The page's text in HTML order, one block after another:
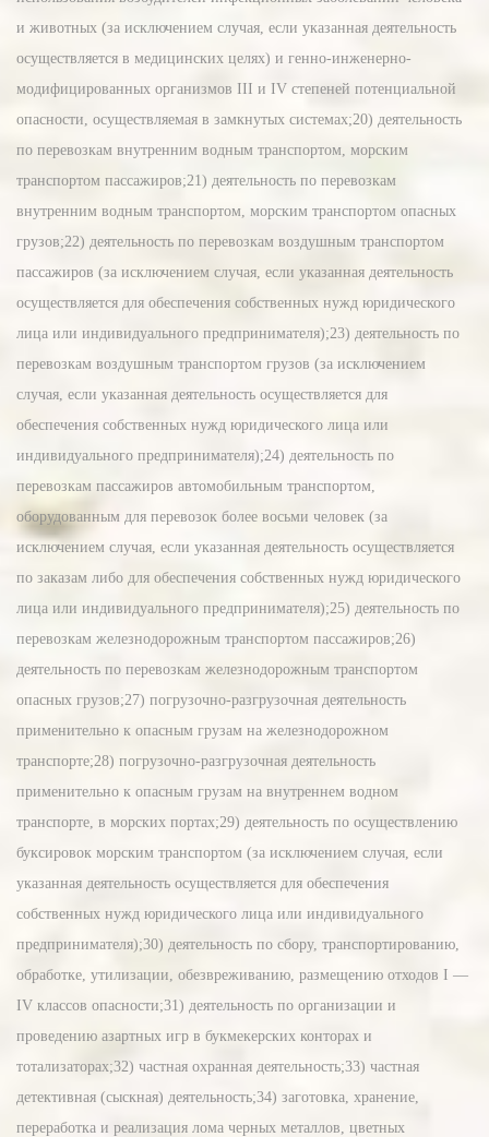
и животных (за исключением случая, если указанная деятельность
осуществляется в медицинских целях) и генно-инженерно-
модифицированных организмов III и IV степеней потенциальной
опасности, осуществляемая в замкнутых системах;20) деятельность
по перевозкам внутренним водным транспортом, морским
транспортом пассажиров;21) деятельность по перевозкам
внутренним водным транспортом, морским транспортом опасных
грузов;22) деятельность по перевозкам воздушным транспортом
пассажиров (за исключением случая, если указанная деятельность
осуществляется для обеспечения собственных нужд юридического
лица или индивидуального предпринимателя);23) деятельность по
перевозкам воздушным транспортом грузов (за исключением
случая, если указанная деятельность осуществляется для
обеспечения собственных нужд юридического лица или
индивидуального предпринимателя);24) деятельность по
перевозкам пассажиров автомобильным транспортом,
оборудованным для перевозок более восьми человек (за
исключением случая, если указанная деятельность осуществляется
по заказам либо для обеспечения собственных нужд юридического
лица или индивидуального предпринимателя);25) деятельность по
перевозкам железнодорожным транспортом пассажиров;26)
деятельность по перевозкам железнодорожным транспортом
опасных грузов;27) погрузочно-разгрузочная деятельность
применительно к опасным грузам на железнодорожном
транспорте;28) погрузочно-разгрузочная деятельность
применительно к опасным грузам на внутреннем водном
транспорте, в морских портах;29) деятельность по осуществлению
буксировок морским транспортом (за исключением случая, если
указанная деятельность осуществляется для обеспечения
собственных нужд юридического лица или индивидуального
предпринимателя);30) деятельность по сбору, транспортированию,
обработке, утилизации, обезвреживанию, размещению отходов I —
IV классов опасности;31) деятельность по организации и
проведению азартных игр в букмекерских конторах и
тотализаторах;32) частная охранная деятельность;33) частная
детективная (сыскная) деятельность;34) заготовка, хранение,
переработка и реализация лома черных металлов, цветных